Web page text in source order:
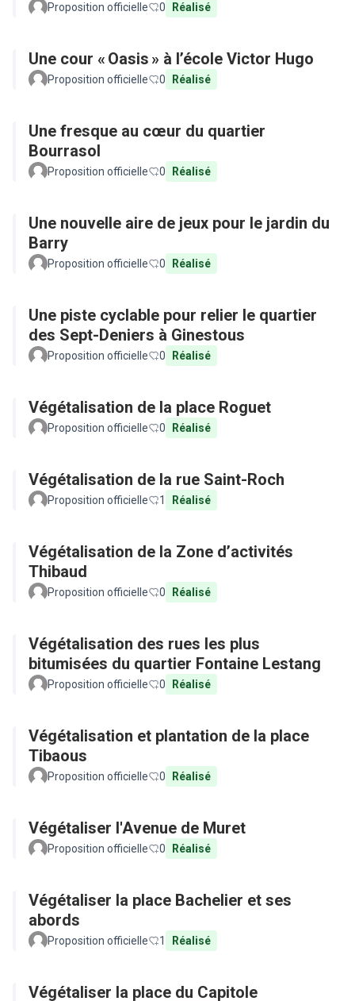
Proposition officielle 0 Réalisé
Une cour « Oasis » à l’école Victor Hugo
Proposition officielle 0 Réalisé
Une fresque au cœur du quartier
Bourrasol
Proposition officielle 0 Réalisé
Une nouvelle aire de jeux pour le jardin du
Barry
Proposition officielle 0 Réalisé
Une piste cyclable pour relier le quartier
des Sept-Deniers à Ginestous
Proposition officielle 0 Réalisé
Végétalisation de la place Roguet
Proposition officielle 0 Réalisé
Végétalisation de la rue Saint-Roch
Proposition officielle 1 Réalisé
Végétalisation de la Zone d’activités
Thibaud
Proposition officielle 0 Réalisé
Végétalisation des rues les plus
bitumisées du quartier Fontaine Lestang
Proposition officielle 0 Réalisé
Végétalisation et plantation de la place
Tibaous
Proposition officielle 0 Réalisé
Végétaliser l'Avenue de Muret
Proposition officielle 0 Réalisé
Végétaliser la place Bachelier et ses
abords
Proposition officielle 1 Réalisé
Végétaliser la place du Capitole